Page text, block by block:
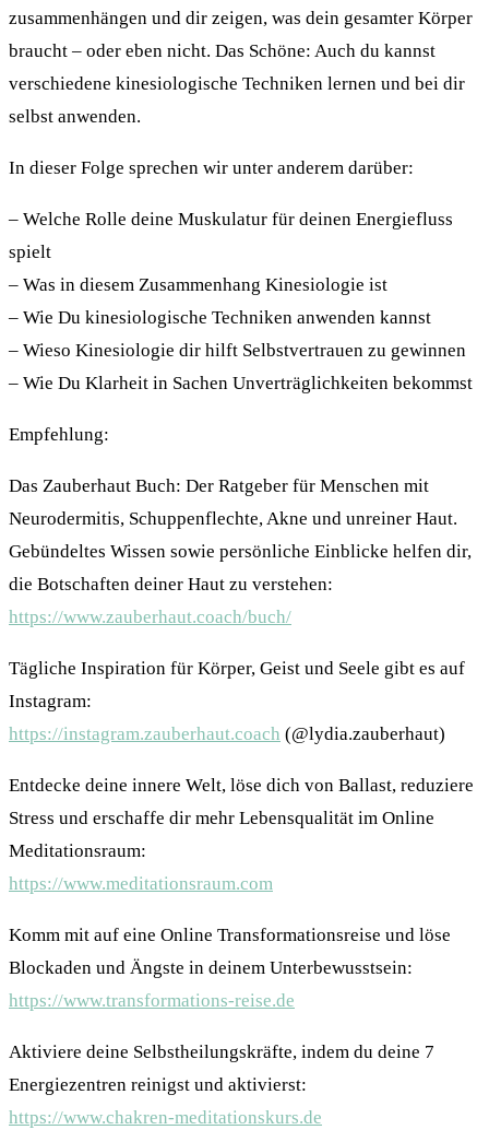
zusammenhängen und dir zeigen, was dein gesamter Körper
braucht – oder eben nicht. Das Schöne: Auch du kannst
verschiedene kinesiologische Techniken lernen und bei dir
selbst anwenden.
In dieser Folge sprechen wir unter anderem darüber:
– Welche Rolle deine Muskulatur für deinen Energiefluss
spielt
– Was in diesem Zusammenhang Kinesiologie ist
– Wie Du kinesiologische Techniken anwenden kannst
– Wieso Kinesiologie dir hilft Selbstvertrauen zu gewinnen
– Wie Du Klarheit in Sachen Unverträglichkeiten bekommst
Empfehlung:
Das Zauberhaut Buch: Der Ratgeber für Menschen mit
Neurodermitis, Schuppenflechte, Akne und unreiner Haut.
Gebündeltes Wissen sowie persönliche Einblicke helfen dir,
die Botschaften deiner Haut zu verstehen:
https://www.zauberhaut.coach/buch/
Tägliche Inspiration für Körper, Geist und Seele gibt es auf
Instagram:
https://instagram.zauberhaut.coach (@lydia.zauberhaut)
Entdecke deine innere Welt, löse dich von Ballast, reduziere
Stress und erschaffe dir mehr Lebensqualität im Online
Meditationsraum:
https://www.meditationsraum.com
Komm mit auf eine Online Transformationsreise und löse
Blockaden und Ängste in deinem Unterbewusstsein:
https://www.transformations-reise.de
Aktiviere deine Selbstheilungskräfte, indem du deine 7
Energiezentren reinigst und aktivierst:
https://www.chakren-meditationskurs.de